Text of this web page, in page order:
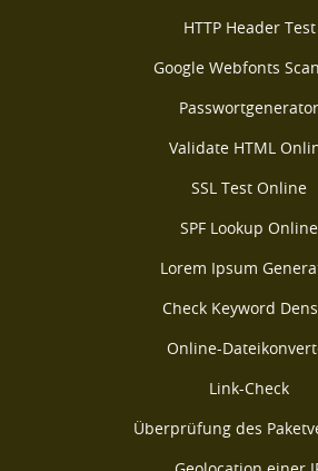
HTTP Header Test
Google Webfonts
Passwortgenerator
Validate HTML
SSL Test Online
SPF Lookup Online
Lorem Ipsum
Check Keyword
Online-
Link-Check
Überprüfung des